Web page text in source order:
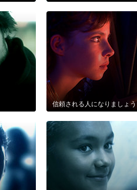
信頼される人になりましょう